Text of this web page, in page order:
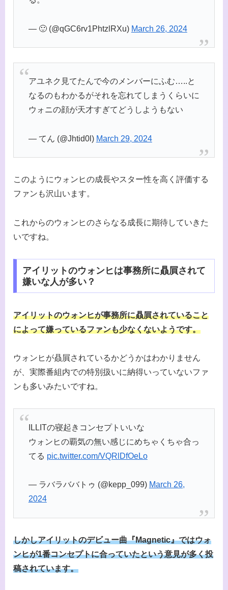
— 🙂 (@qGC6rv1PhtzlRXu) March 26, 2024
アユネク見てたんで今のメンバーにふむ…..と
なるのもわかるがそれを忘れてしまうくらいに
ウォニの顔が天才すぎてどうしようもない
— てん (@Jhtid0l) March 29, 2024
このようにウォンヒの成長やスター性を高く評価する
ファンも沢山います。
これからのウォンヒのさらなる成長に期待していきた
いですね。
アイリットのウォンヒは事務所に贔屓されて
嫌いな人が多い？
アイリットのウォンヒが事務所に贔屓されていること
によって嫌っているファンも少なくないようです。
ウォンヒが贔屓されているかどうかはわかりません
が、実際番組内での特別扱いに納得いっていないファ
ンも多いみたいですね。
ILLITの寝起きコンセプトいいな
ウォンヒの覇気の無い感じにめちゃくちゃ合っ
てる pic.twitter.com/VQRlDfOeLo
— ラバラババトゥ (@kepp_099) March 26,
2024
しかしアイリットのデビュー曲『Magnetic』ではウォ
ンヒが1番コンセプトに合っていたという意見が多く投
稿されています。